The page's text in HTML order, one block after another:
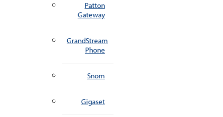
Patton
Gateway
GrandStream
Phone
Snom
Gigaset